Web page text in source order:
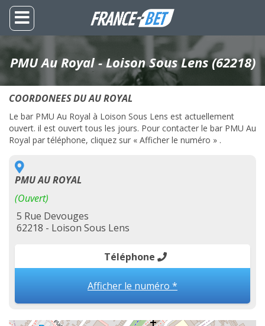
PMU Au Royal - Loison Sous Lens (62218)
COORDONEES DU AU ROYAL
Le bar PMU Au Royal à Loison Sous Lens est actuellement
ouvert. il est ouvert tous les jours. Pour contacter le bar PMU Au
Royal par téléphone, cliquez sur « Afficher le numéro » .
PMU AU ROYAL
(Ouvert)
5 Rue Devouges
62218 - Loison Sous Lens
Téléphone
Afficher le numéro *